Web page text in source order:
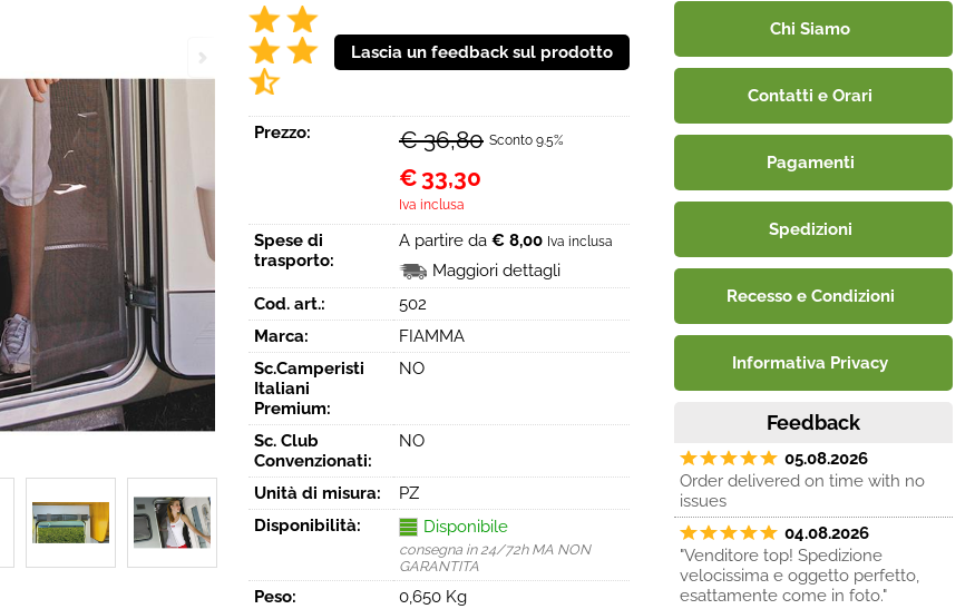
Hai perso la password?
Prezzo: € 36,80 Sconto 9.5%
€ 33,30
Iva inclusa
Spese di
trasporto:
A partire da € 8,00 Iva inclusa
Maggiori dettagli
Cod. art.:
502
Marca:
FIAMMA
Sc.Camperisti
Italiani
Premium:
NO
Sc. Club
Convenzionati:
NO
Unità di misura:
PZ
Disponibilità:
Disponibile
consegna in 24/72h MA NON
GARANTITA
Peso:
0,650 Kg
Chi Siamo
Contatti e Orari
Pagamenti
Spedizioni
Recesso e Condizioni
Informativa Privacy
Feedback
05.08.2026
Order delivered on time with no
issues
04.08.2026
"Venditore top! Spedizione
velocissima e oggetto perfetto,
esattamente come in foto."